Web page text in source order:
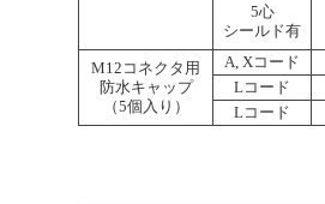
5心
シールド有
M12コネクタ用
防水キャップ
（5個入り）
A, Xコード
Lコード
Lコード